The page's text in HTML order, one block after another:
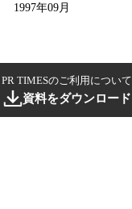
1997年09月
PR TIMESのご利用について
資料をダウンロード